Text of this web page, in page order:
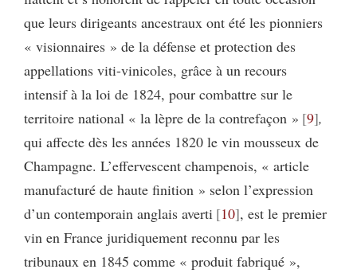
que leurs dirigeants ancestraux ont été les pionniers
« visionnaires » de la défense et protection des
appellations viti-vinicoles, grâce à un recours
intensif à la loi de 1824, pour combattre sur le
territoire national « la lèpre de la contrefaçon » 9 ,
qui affecte dès les années 1820 le vin mousseux de
Champagne. L’effervescent champenois, « article
manufacturé de haute finition » selon l’expression
d’un contemporain anglais averti 10 , est le premier
vin en France juridiquement reconnu par les
tribunaux en 1845 comme « produit fabriqué »,